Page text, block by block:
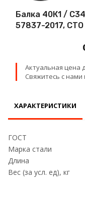
Проволока
Балка 40К1 /
57837-2017,
Актуальная цена
Свяжитесь с
ХАРАКТЕРИСТИКИ
ГОСТ
Марка стали
Длина
Вес (за усл. ед), кг